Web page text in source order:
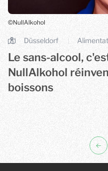
©NullAlkohol
Düsseldorf
Le sans-alcool,
NullAlkohol
boissons